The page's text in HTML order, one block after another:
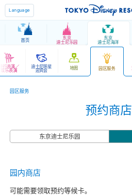
Language
首页 东京
迪士尼乐园
东京
迪士尼海洋
行表演／
娱乐表演
迪士尼明星
迎宾会 地图 园区服务
园区服务
预约商店
东京迪士尼乐园
园内商店
可能需要领取预约等候卡。